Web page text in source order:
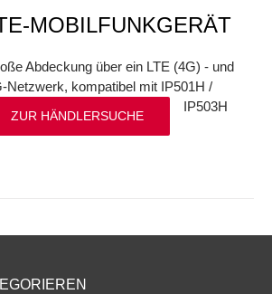
MOBILFUNKGERÄT
Abdeckung über ein LTE (4G) - und
Netzwerk, kompatibel mit IP501H /
IP503H
ZUR HÄNDLERSUCHE